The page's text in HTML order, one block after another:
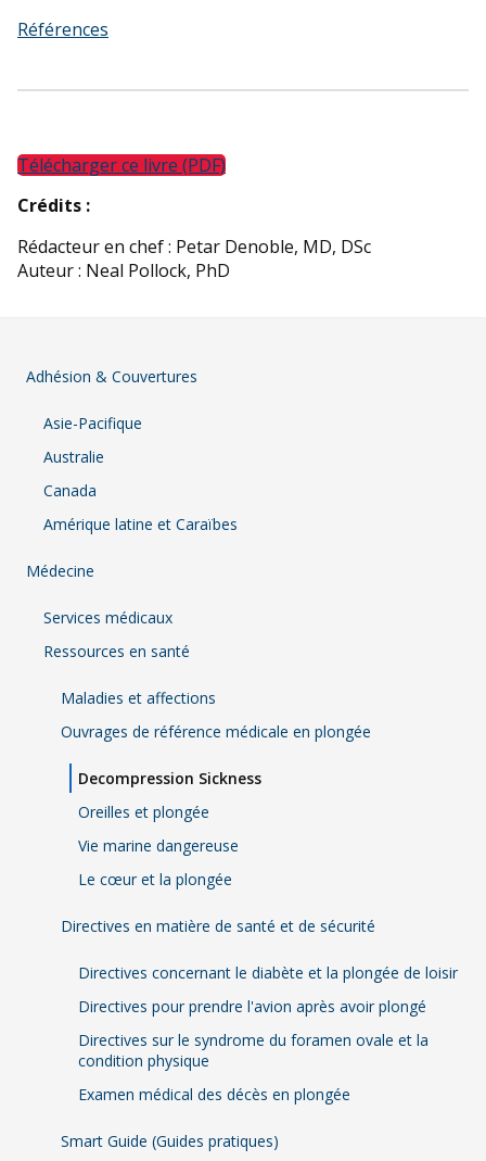
Références
Télécharger ce livre (PDF)
Crédits :
Rédacteur en chef : Petar Denoble, MD, DSc
Auteur : Neal Pollock, PhD
Adhésion & Couvertures
Asie-Pacifique
Australie
Canada
Amérique latine et Caraïbes
Médecine
Services médicaux
Ressources en santé
Maladies et affections
Ouvrages de référence médicale en plongée
Decompression Sickness
Oreilles et plongée
Vie marine dangereuse
Le cœur et la plongée
Directives en matière de santé et de sécurité
Directives concernant le diabète et la plongée de loisir
Directives pour prendre l'avion après avoir plongé
Directives sur le syndrome du foramen ovale et la
condition physique
Examen médical des décès en plongée
Smart Guide (Guides pratiques)